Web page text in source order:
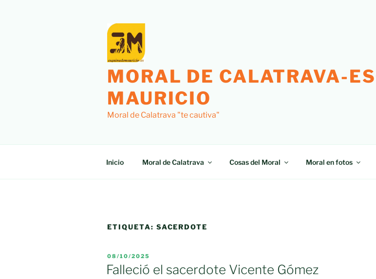
MORAL DE CALATRAVA-
MAURICIO
Moral de Calatrava "te cautiva"
Inicio Moral de Calatrava Cosas del Moral Moral en fotos
ETIQUETA: SACERDOTE
PUBLICADO
EL
08/10/2025
Falleció el sacerdote Vicente Gómez